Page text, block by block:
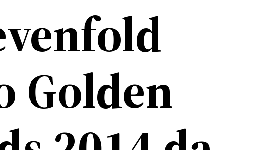
Golden